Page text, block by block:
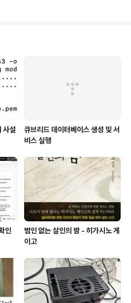
퀴 돌다 갈 수 있는 산
설
큐브리드 데이터베이스 생성 및 서
비스 실행
인
범인 없는 살인의 밤 - 히가시노 게
이고